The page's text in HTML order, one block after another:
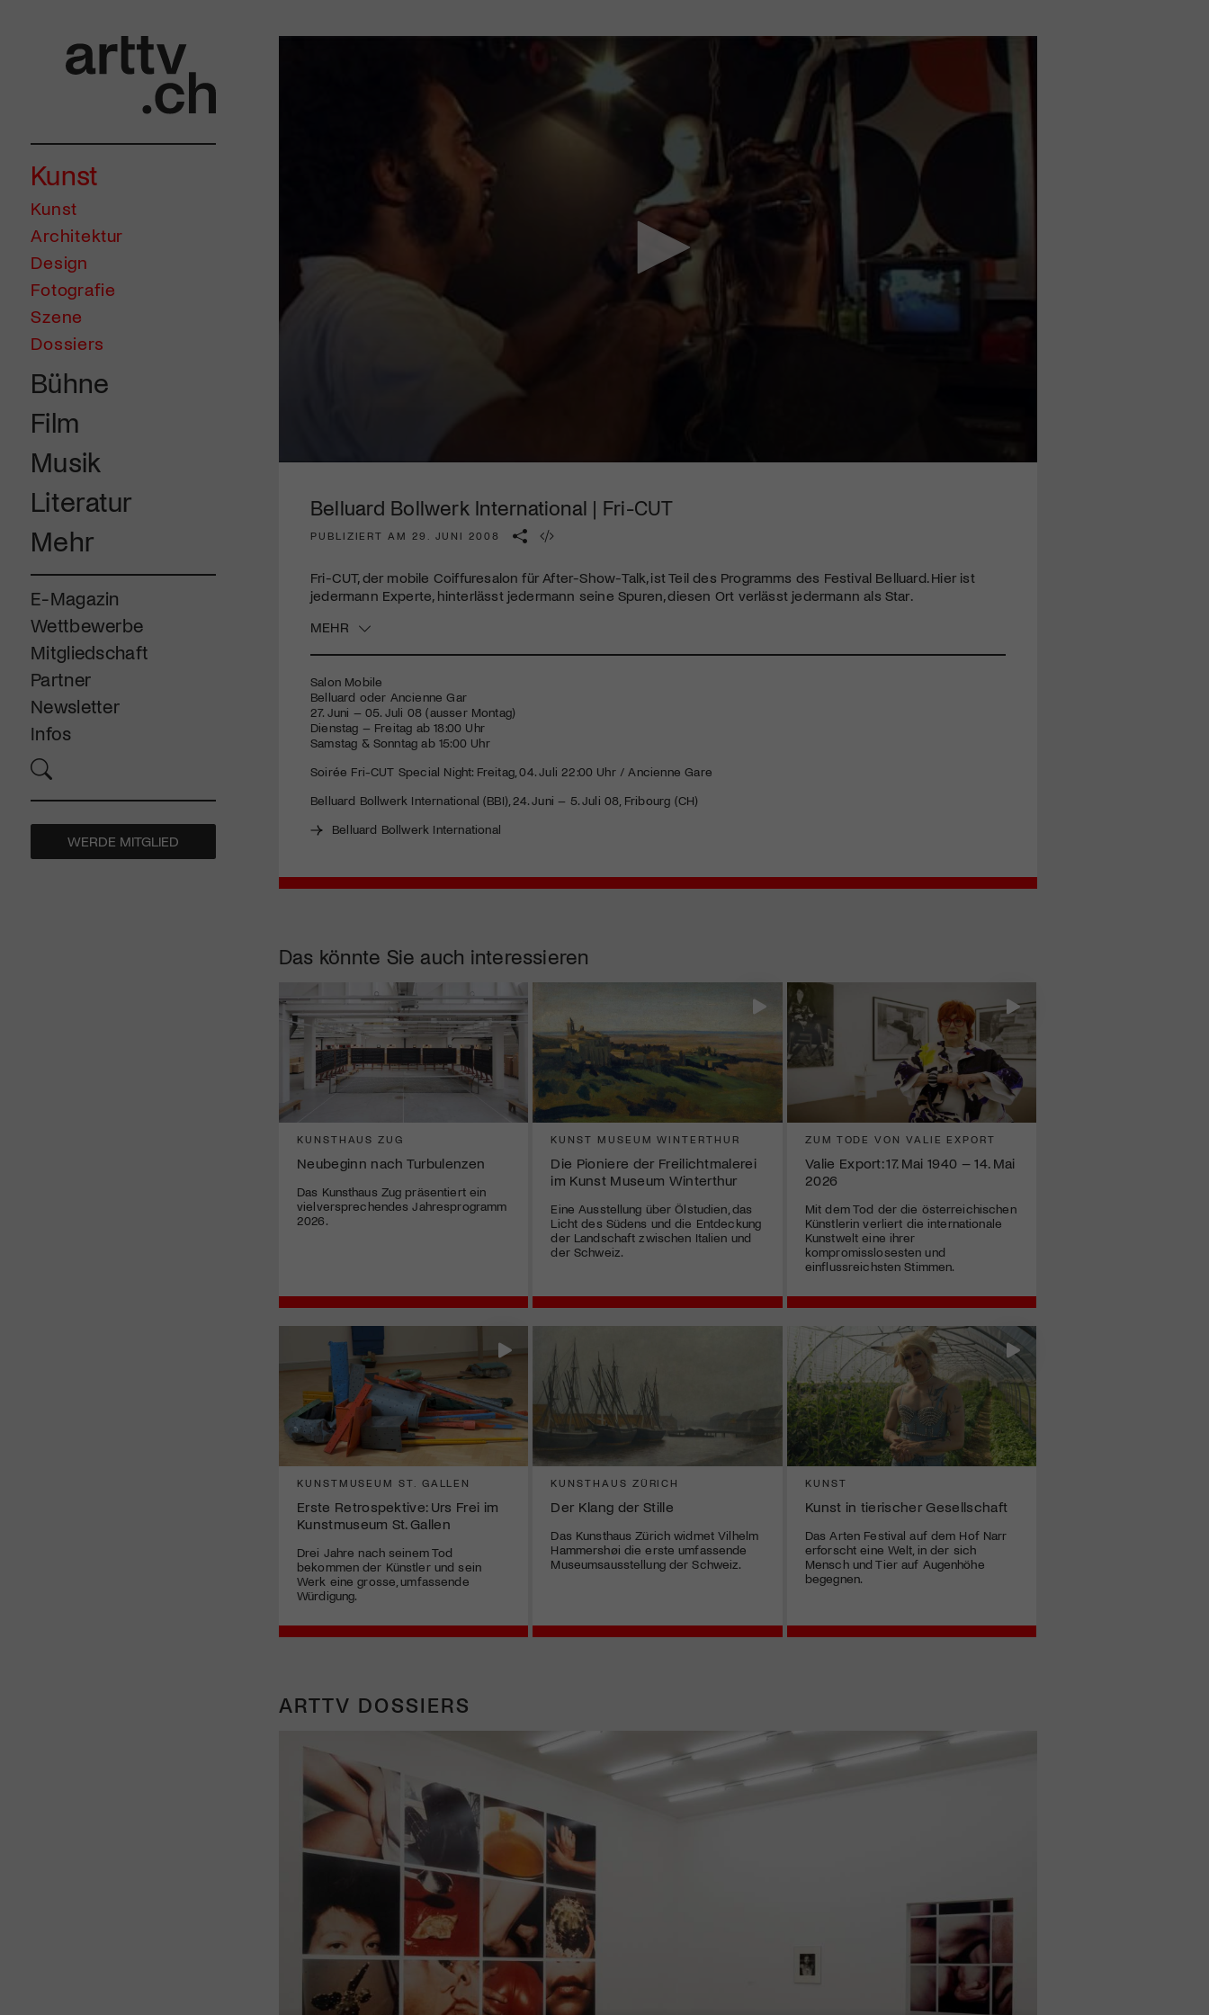
Kunst
Kunst
Architektur
Design
Fotografie
Szene
Dossiers
Bühne
Film
Musik
Literatur
Mehr
E-Magazin
Wettbewerbe
Mitgliedschaft
Partner
Newsletter
Infos
WERDE MITGLIED
Belluard Bollwerk International | Fri-CUT
PUBLIZIERT AM 29. JUNI 2008
Fri-CUT, der mobile Coiffuresalon für After-Show-Talk, ist Teil des Programms des Festival Belluard. Hier ist
jedermann Experte, hinterlässt jedermann seine Spuren, diesen Ort verlässt jedermann als Star.
MEHR
Salon Mobile
Belluard oder Ancienne Gar
27. Juni – 05. Juli 08 (ausser Montag)
Dienstag – Freitag ab 18:00 Uhr
Samstag & Sonntag ab 15:00 Uhr
Soirée Fri-CUT Special Night: Freitag, 04. Juli 22:00 Uhr / Ancienne Gare
Belluard Bollwerk International (BBI), 24. Juni – 5. Juli 08, Fribourg (CH)
Belluard Bollwerk International
Das könnte Sie auch interessieren
KUNSTHAUS ZUG
Neubeginn nach Turbulenzen
Das Kunsthaus Zug präsentiert ein
vielversprechendes Jahresprogramm
2026.
KUNST MUSEUM WINTERTHUR
Die Pioniere der Freilichtmalerei
im Kunst Museum Winterthur
Eine Ausstellung über Ölstudien, das
Licht des Südens und die Entdeckung
der Landschaft zwischen Italien und
der Schweiz.
ZUM TODE VON VALIE EXPORT
Valie Export: 17. Mai 1940 – 14. Mai
2026
Mit dem Tod der die österreichischen
Künstlerin verliert die internationale
Kunstwelt eine ihrer
kompromisslosesten und
einflussreichsten Stimmen.
KUNSTMUSEUM ST. GALLEN
Erste Retrospektive: Urs Frei im
Kunstmuseum St. Gallen
Drei Jahre nach seinem Tod
bekommen der Künstler und sein
Werk eine grosse, umfassende
Würdigung.
KUNSTHAUS ZÜRICH
Der Klang der Stille
Das Kunsthaus Zürich widmet Vilhelm
Hammershøi die erste umfassende
Museumsausstellung der Schweiz.
KUNST
Kunst in tierischer Gesellschaft
Das Arten Festival auf dem Hof Narr
erforscht eine Welt, in der sich
Mensch und Tier auf Augenhöhe
begegnen.
ARTTV DOSSIERS
diversen Kulturevents.
Jetzt Mitglied werden